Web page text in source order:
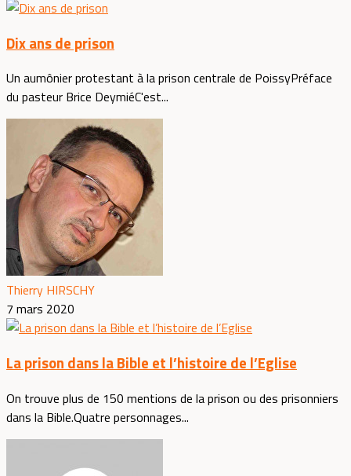
Dix ans de prison
Un aumônier protestant à la prison centrale de PoissyPréface
du pasteur Brice DeymiéC'est...
Thierry HIRSCHY
7 mars 2020
La prison dans la Bible et l’histoire de l’Eglise
On trouve plus de 150 mentions de la prison ou des prisonniers
dans la Bible.Quatre personnages...